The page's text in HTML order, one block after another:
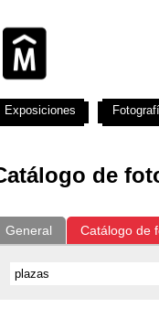
de
General Catálogo de
Exposiciones